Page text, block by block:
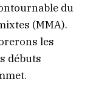
du
(MMA).
les
débuts